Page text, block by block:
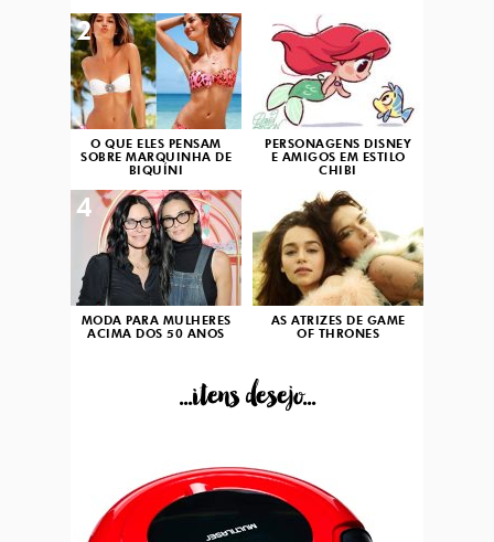
O QUE ELES PENSAM
SOBRE MARQUINHA DE
BIQUÍNI
2
PERSONAGENS DISNEY
E AMIGOS EM ESTILO
CHIBI
3
MODA PARA MULHERES
ACIMA DOS 50 ANOS
4
AS ATRIZES DE GAME
OF THRONES
...itens desejo...